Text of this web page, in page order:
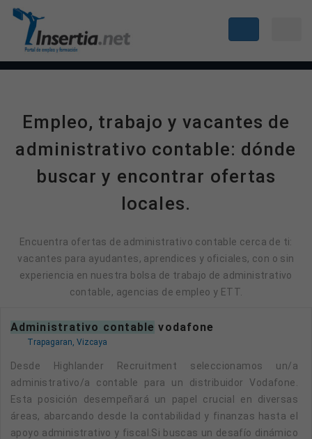
Empleo, trabajo y vacantes de
administrativo contable: dónde
buscar y encontrar ofertas
locales.
Encuentra ofertas de administrativo contable cerca de ti:
vacantes para ayudantes, aprendices y oficiales, con o sin
experiencia en nuestra bolsa de trabajo de administrativo
contable, agencias de empleo y ETT.
administrativo contable vodafone
Trapagaran, Vizcaya
Desde Highlander Recruitment seleccionamos un/a
administrativo/a contable para un distribuidor Vodafone.
Esta posición desempeñará un papel crucial en diversas
áreas, abarcando desde la contabilidad y finanzas hasta el
apoyo administrativo y fiscal.Si buscas un desafío dinámico